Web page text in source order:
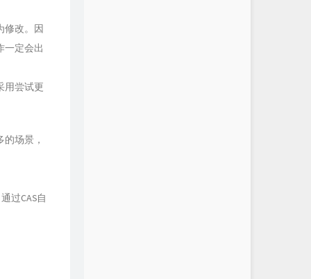
修改。因
一定会出
用尝试更
场景，
过CAS自